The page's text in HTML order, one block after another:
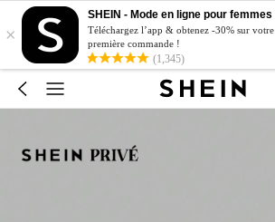
×
SHEIN - Mode en ligne pour femmes
Téléchargez l’app & obtenez -30% sur votre
première commande !
(1,345)